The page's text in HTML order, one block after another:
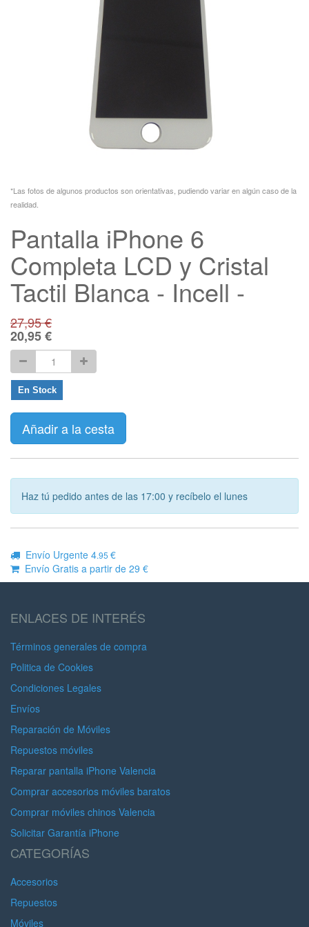
*Las fotos de algunos productos son orientativas, pudiendo variar en algún caso de la
realidad.
Pantalla iPhone 6
Completa LCD y Cristal
Tactil Blanca - Incell -
27,95€
20,95€
En Stock
Añadir a la cesta
Haz tú pedido antes de las 17:00 y recíbelo el lunes
Envío Urgente 4.95 €
Envío Gratis a partir de 29 €
ENLACES DE INTERÉS
Términos generales de compra
Politica de Cookies
Condiciones Legales
Envíos
Reparación de Móviles
Repuestos móviles
Reparar pantalla iPhone Valencia
Comprar accesorios móviles baratos
Comprar móviles chinos Valencia
Solicitar Garantía iPhone
CATEGORÍAS
Accesorios
Repuestos
Móviles